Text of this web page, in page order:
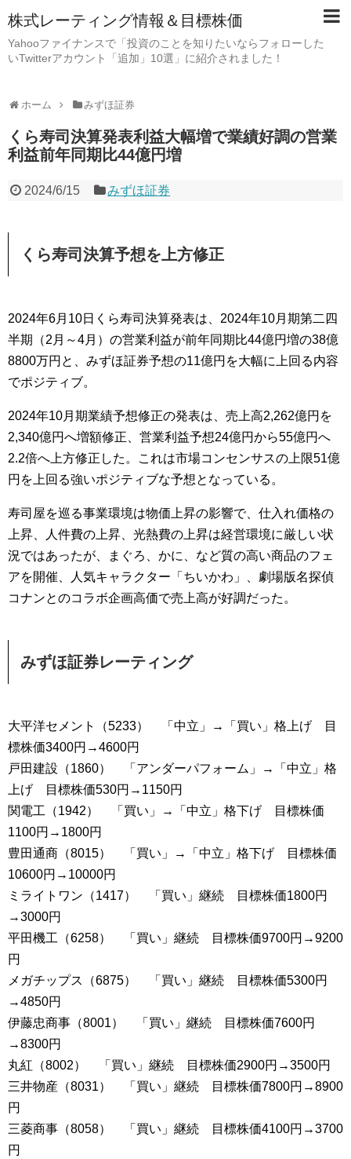
株式レーティング情報＆目標株価
Yahooファイナンスで「投資のことを知りたいならフォローした
いTwitterアカウント「追加」10選」に紹介されました！
ホーム みずほ証券
くら寿司決算発表利益大幅増で業績好調の営業
利益前年同期比44億円増
2024/6/15 みずほ証券
くら寿司決算予想を上方修正
2024年6月10日くら寿司決算発表は、2024年10月期第二四
半期（2月～4月）の営業利益が前年同期比44億円増の38億
8800万円と、みずほ証券予想の11億円を大幅に上回る内容
でポジティブ。
2024年10月期業績予想修正の発表は、売上高2,262億円を
2,340億円へ増額修正、営業利益予想24億円から55億円へ
2.2倍へ上方修正した。これは市場コンセンサスの上限51億
円を上回る強いポジティブな予想となっている。
寿司屋を巡る事業環境は物価上昇の影響で、仕入れ価格の
上昇、人件費の上昇、光熱費の上昇は経営環境に厳しい状
況ではあったが、まぐろ、かに、など質の高い商品のフェ
アを開催、人気キャラクター「ちいかわ」、劇場版名探偵
コナンとのコラボ企画高価で売上高が好調だった。
みずほ証券レーティング
大平洋セメント（5233） 「中立」→「買い」格上げ 目
標株価3400円→4600円
戸田建設（1860） 「アンダーパフォーム」→「中立」格
上げ 目標株価530円→1150円
関電工（1942） 「買い」→「中立」格下げ 目標株価
1100円→1800円
豊田通商（8015） 「買い」→「中立」格下げ 目標株価
10600円→10000円
ミライトワン（1417） 「買い」継続 目標株価1800円
→3000円
平田機工（6258） 「買い」継続 目標株価9700円→9200
円
メガチップス（6875） 「買い」継続 目標株価5300円
→4850円
伊藤忠商事（8001） 「買い」継続 目標株価7600円
→8300円
丸紅（8002） 「買い」継続 目標株価2900円→3500円
三井物産（8031） 「買い」継続 目標株価7800円→8900
円
三菱商事（8058） 「買い」継続 目標株価4100円→3700
円